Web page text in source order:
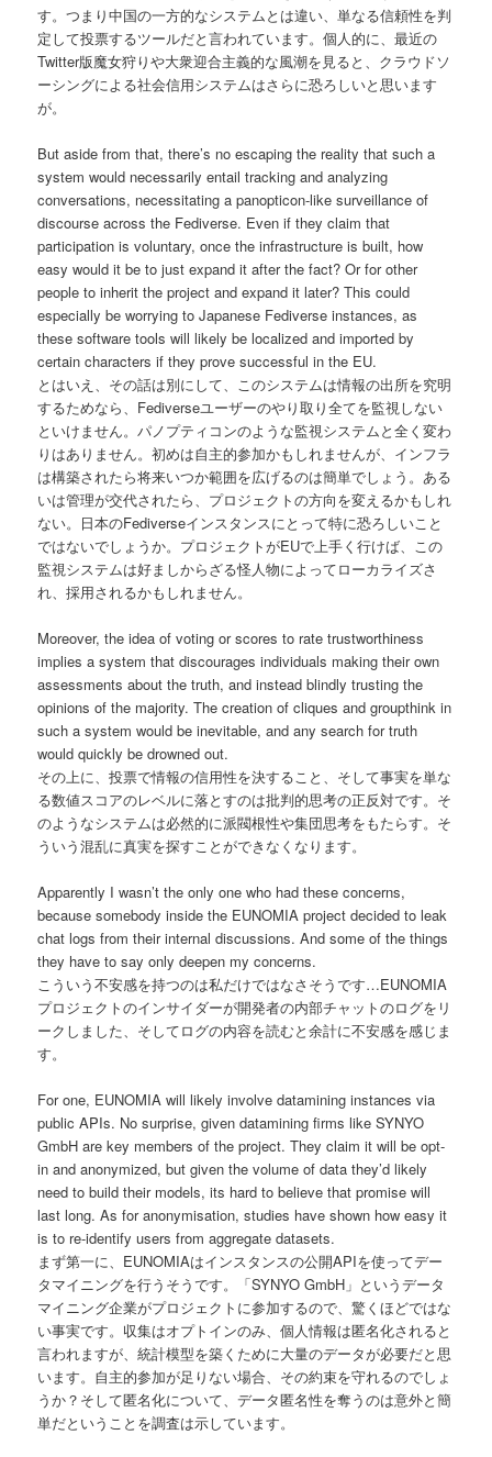
す。つまり中国の一方的なシステムとは違い、単なる信頼性を判
定して投票するツールだと言われています。個人的に、最近の
Twitter版魔女狩りや大衆迎合主義的な風潮を見ると、クラウドソ
ーシングによる社会信用システムはさらに恐ろしいと思います
が。
But aside from that, there’s no escaping the reality that such a
system would necessarily entail tracking and analyzing
conversations, necessitating a panopticon-like surveillance of
discourse across the Fediverse. Even if they claim that
participation is voluntary, once the infrastructure is built, how
easy would it be to just expand it after the fact? Or for other
people to inherit the project and expand it later? This could
especially be worrying to Japanese Fediverse instances, as
these software tools will likely be localized and imported by
certain characters if they prove successful in the EU.
とはいえ、その話は別にして、このシステムは情報の出所を究明
するためなら、Fediverseユーザーのやり取り全てを監視しない
といけません。パノプティコンのような監視システムと全く変わ
りはありません。初めは自主的参加かもしれませんが、インフラ
は構築されたら将来いつか範囲を広げるのは簡単でしょう。ある
いは管理が交代されたら、プロジェクトの方向を変えるかもしれ
ない。日本のFediverseインスタンスにとって特に恐ろしいこと
ではないでしょうか。プロジェクトがEUで上手く行けば、この
監視システムは好ましからざる怪人物によってローカライズさ
れ、採用されるかもしれません。
Moreover, the idea of voting or scores to rate trustworthiness
implies a system that discourages individuals making their own
assessments about the truth, and instead blindly trusting the
opinions of the majority. The creation of cliques and groupthink in
such a system would be inevitable, and any search for truth
would quickly be drowned out.
その上に、投票で情報の信用性を決すること、そして事実を単な
る数値スコアのレベルに落とすのは批判的思考の正反対です。そ
のようなシステムは必然的に派閥根性や集団思考をもたらす。そ
ういう混乱に真実を探すことができなくなります。
Apparently I wasn’t the only one who had these concerns,
because somebody inside the EUNOMIA project decided to leak
chat logs from their internal discussions. And some of the things
they have to say only deepen my concerns.
こういう不安感を持つのは私だけではなさそうです…EUNOMIA
プロジェクトのインサイダーが開発者の内部チャットのログをリ
ークしました、そしてログの内容を読むと余計に不安感を感じま
す。
For one, EUNOMIA will likely involve datamining instances via
public APIs. No surprise, given datamining firms like SYNYO
GmbH are key members of the project. They claim it will be opt-
in and anonymized, but given the volume of data they’d likely
need to build their models, its hard to believe that promise will
last long. As for anonymisation, studies have shown how easy it
is to re-identify users from aggregate datasets.
まず第一に、EUNOMIAはインスタンスの公開APIを使ってデー
タマイニングを行うそうです。「SYNYO GmbH」というデータ
マイニング企業がプロジェクトに参加するので、驚くほどではな
い事実です。収集はオプトインのみ、個人情報は匿名化されると
言われますが、統計模型を築くために大量のデータが必要だと思
います。自主的参加が足りない場合、その約束を守れるのでしょ
うか？そして匿名化について、データ匿名性を奪うのは意外と簡
単だということを調査は示しています。